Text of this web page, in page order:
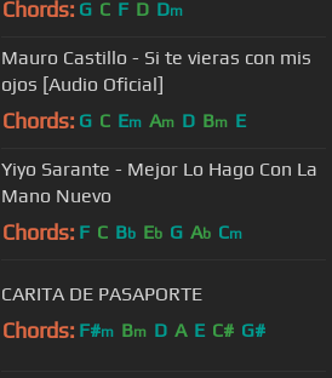
Chords: G C F D Dm
Mauro Castillo - Si te vieras con mis
ojos [Audio Oficial]
Chords: G C Em Am D Bm E
Yiyo Sarante - Mejor Lo Hago Con La
Mano Nuevo
Chords: F C Bb Eb G Ab Cm
CARITA DE PASAPORTE
Chords: F#m Bm D A E C# G#